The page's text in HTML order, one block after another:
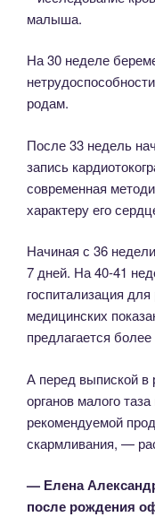
малыша.
На 30 неделе
родам.
После 33 недель
запись
современная
характеру его
Начиная с 36
7 дней. На 40-41
госпитализация
медицинских
предлагается
А перед выпиской
органов малого
рекомендуемой
скармливания, —
— Елена
после рождения